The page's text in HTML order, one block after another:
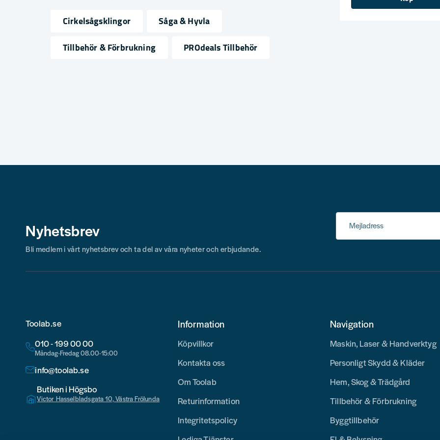
Cirkelsågsklingor
Såga & Hyvla
Tillbehör & Förbrukning
PROdeals Tillbehör
Nyhetsbrev Mejladress
Bli medlem i vårt nyhetsbrev och ta del av våra nyheter och erbjudande.
Toolab.se
010 - 199 00 00
Måndag-Fredag 08.00-15:00
info@toolab.se
Butiken i Högsbo
Victor Hasselbladsgata 10, Västra Frölunda
Information
Köpvillkor
Kontakta oss
Om Toolab
Returinformation
Integritetspolicy
Navigation
Maskin, Laser & Handverktyg
Personligt Skydd & Kläder
Hem, Skog & Trädgård
Tillbehör & Förbrukning
Byggtillbehör